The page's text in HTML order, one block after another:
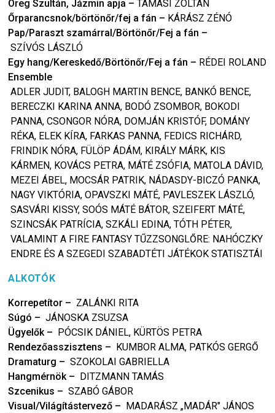
Öreg Szultán, Jázmin apja – TAMÁSI ZOLTÁN
Őrparancsnok/börtönőr/fej a fán – KÁRÁSZ ZÉNÓ
Pap/Paraszt szamárral/Börtönőr/Fej a fán –
SZÍVÓS LÁSZLÓ
Egy hang/Kereskedő/Börtönőr/Fej a fán – RÉDEI ROLAND
Ensemble
ADLER JUDIT, BALOGH MARTIN BENCE, BANKÓ BENCE,
BERECZKI KARINA ANNA, BODÓ ZSOMBOR, BOKODI
PANNA, CSONGOR NÓRA, DOMJÁN KRISTÓF, DOMÁNY
RÉKA, ELEK KÍRA, FARKAS PANNA, FEDICS RICHÁRD,
FRINDIK NÓRA, FÜLÖP ÁDÁM, KIRÁLY MÁRK, KIS
KÁRMEN, KOVÁCS PETRA, MÁTÉ ZSÓFIA, MATOLA DÁVID,
MEZEI ÁBEL, MOCSÁR PATRIK, NÁDASDY-BICZÓ PANKA,
NAGY VIKTÓRIA, OPAVSZKI MÁTÉ, PAVLESZEK LÁSZLÓ,
SASVÁRI KISSY, SOÓS MÁTÉ BÁTOR, SZEIFERT MÁTÉ,
SZINCSÁK PATRÍCIA, SZKÁLI EDINA, TÓTH PÉTER,
VALAMINT A FIRE FANTASY TŰZZSONGLŐRE: NAHÓCZKY
ENDRE ÉS A SZEGEDI SZABADTÉTI JÁTÉKOK STATISZTÁI
ALKOTÓK
Korrepetítor – ZALÁNKI RITA
Súgó – JÁNOSKA ZSUZSA
Ügyelők– PÓCSIK DÁNIEL, KÜRTÖS PETRA
Rendezőasszisztens – KUMBOR ALMA, PATKÓS GERGŐ
Dramaturg – SZOKOLAI GABRIELLA
Hangmérnök– DITZMANN TAMÁS
Szcenikus – SZABÓ GÁBOR
Visual/Világítástervező – MADARÁSZ „MADÁR" JÁNOS